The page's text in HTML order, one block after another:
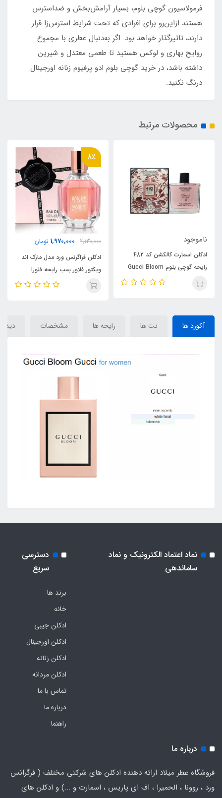
فرمولاسیون گوچی بلوم، بسیار آرامش‌بخش و ضداسترس
هستند ازاین‌رو برای افرادی که تحت شرایط استرس‌زا قرار
دارند، تاثیرگذار خواهد بود. اگر به‌دنبال عطری با مجموع
روایح بهاری و لوکس هستید تا طعمی معتدل و شیرین
داشته باشد، در خرید گوچی بلوم ادو پرفیوم زنانه اورجینال
درنگ نکنید.
محصولات مرتبط
2,130,000
ادکلن فراگرنس ورد مدل مارک اند
ویکتور فلاور بمب رایحه فلورا
10٪
ناموجود
ادکلن فلورال بلوم الحمبرا رایحه
گوچی بلوم ، Gucci(Floral)
آکورد ها نت ها رایحه ها مشخصات
نماد اعتماد الکترونیک و نماد
ساماندهی
دسترسی
سریع
برند ها
خانه
ادکلن جیبی
ادکلن اورجینال
ادکلن زنانه
ادکلن مردانه
تماس با ما
درباره ما
راهنما
درباره ما
فروشگاه عطر میلاد ارائه دهنده ادکلن های شرکتی مختلف ( فرگرانس
ورد ، روونا ، الحمیرا ، اف ای پاریس ، اسمارت و ...) و ادکلن های